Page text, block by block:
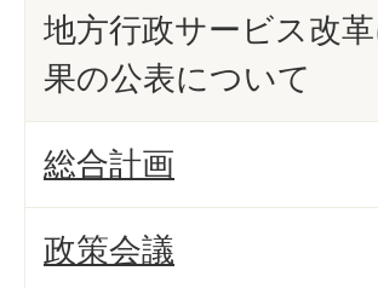
地方行政サービス改
果の公表について
総合計画
政策会議